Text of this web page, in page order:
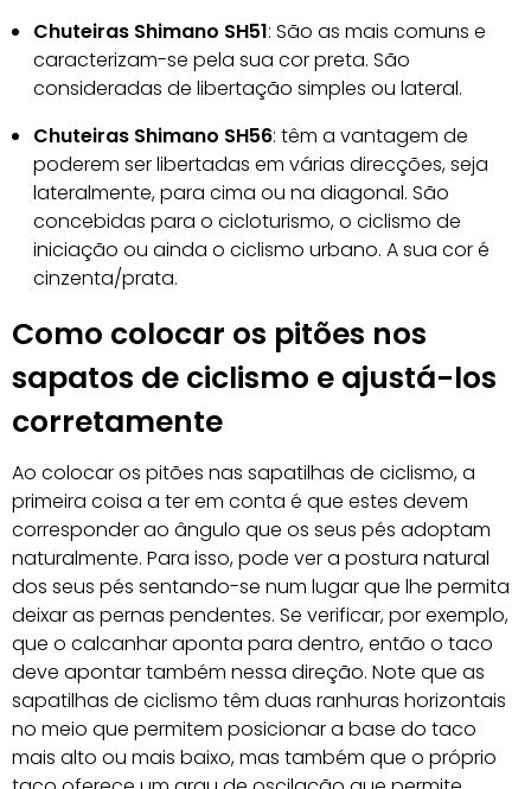
Chuteiras Shimano SH51: São as mais comuns e
caracterizam-se pela sua cor preta. São
consideradas de libertação simples ou lateral.
Chuteiras Shimano SH56: têm a vantagem de
poderem ser libertadas em várias direcções, seja
lateralmente, para cima ou na diagonal. São
concebidas para o cicloturismo, o ciclismo de
iniciação ou ainda o ciclismo urbano. A sua cor é
cinzenta/prata.
Como colocar os pitões nos
sapatos de ciclismo e ajustá-los
corretamente
Ao colocar os pitões nas sapatilhas de ciclismo, a
primeira coisa a ter em conta é que estes devem
corresponder ao ângulo que os seus pés adoptam
naturalmente. Para isso, pode ver a postura natural
dos seus pés sentando-se num lugar que lhe permita
deixar as pernas pendentes. Se verificar, por exemplo,
que o calcanhar aponta para dentro, então o taco
deve apontar também nessa direção. Note que as
sapatilhas de ciclismo têm duas ranhuras horizontais
no meio que permitem posicionar a base do taco
mais alto ou mais baixo, mas também que o próprio